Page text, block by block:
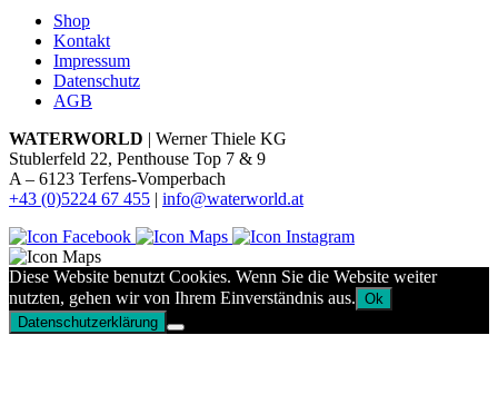
Shop
Kontakt
Impressum
Datenschutz
AGB
WATERWORLD | Werner Thiele KG
Stublerfeld 22, Penthouse Top 7 & 9
A – 6123 Terfens-Vomperbach
+43 (0)5224 67 455 | info@waterworld.at
Diese Website benutzt Cookies. Wenn Sie die Website weiter
nutzten, gehen wir von Ihrem Einverständnis aus. Ok
Datenschutzerklärung